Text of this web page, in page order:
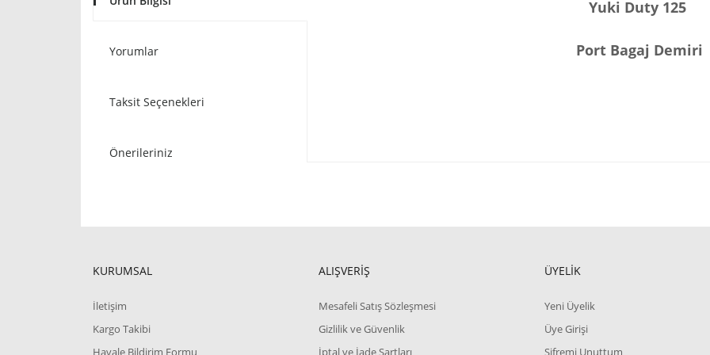
Yorumlar
Taksit Seçenekleri
Önerileriniz
Yuki Duty 125
Port Bagaj Demiri
KURUMSAL
İletişim
Kargo Takibi
Havale Bildirim Formu
ALIŞVERİŞ
Mesafeli Satış Sözleşmesi
Gizlilik ve Güvenlik
İptal ve İade Şartları
ÜYELİK
Yeni Üyelik
Üye Girişi
Şifremi Unuttum